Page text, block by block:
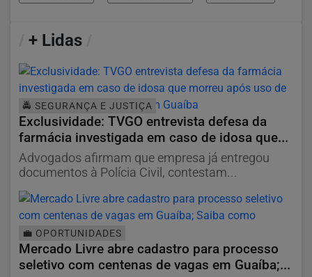
+ Lidas
🚔 SEGURANÇA E JUSTIÇA
Exclusividade: TVGO entrevista defesa da
farmácia investigada em caso de idosa que...
Advogados afirmam que empresa já entregou
documentos à Polícia Civil, contestam...
💼 OPORTUNIDADES
Mercado Livre abre cadastro para processo
seletivo com centenas de vagas em Guaíba;...